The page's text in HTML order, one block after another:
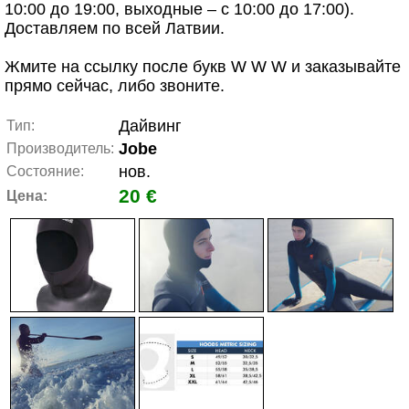
10:00 до 19:00, выходные – с 10:00 до 17:00).
Доставляем по всей Латвии.
Жмите на ссылку после букв W W W и заказывайте
прямо сейчас, либо звоните.
Тип: Дайвинг
Производитель: Jobe
Состояние: нов.
Цена: 20 €